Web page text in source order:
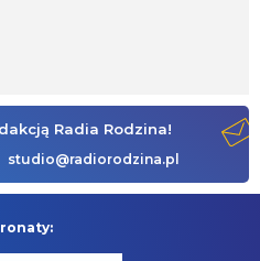
Radia Rodzina!
studio@radiorodzina.pl